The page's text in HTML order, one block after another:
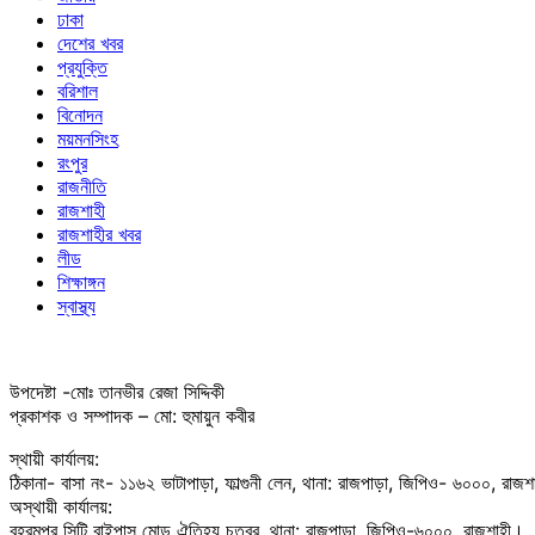
ঢাকা
দেশের খবর
প্রযুক্তি
বরিশাল
বিনোদন
ময়মনসিংহ
রংপুর
রাজনীতি
রাজশাহী
রাজশাহীর খবর
লীড
শিক্ষাঙ্গন
স্বাস্থ্য
উপদেষ্টা -মোঃ তানভীর রেজা সিদ্দিকী
প্রকাশক ও সম্পাদক – মো: হুমায়ুন কবীর
স্থায়ী কার্যালয়:
ঠিকানা- বাসা নং- ১১৬২ ভাটাপাড়া, ফাল্গুনী লেন, থানা: রাজপাড়া, জিপিও- ৬০০০,
অস্থায়ী কার্যালয়: